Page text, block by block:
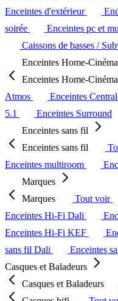
Enceintes d'extérieur
soirée
Enceintes pc et
Caissons de basses /
Enceintes Home-Cinéma
Enceintes Home-Cinéma
Atmos
Enceintes
5.1
Enceintes Surround
Enceintes sans fil
Enceintes sans fil
Enceintes multiroom
Marques
Marques
Tout voir
Enceintes Hi-Fi Dali
Enceintes Hi-Fi KEF
sans fil Dali
Enceintes
Casques et Baladeurs
Casques et Baladeurs